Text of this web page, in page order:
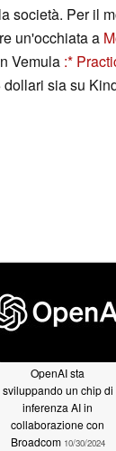
società. Per il
un'occhiata a
Vemula :
sia su
OpenAI sta
sviluppando un chip di
inferenza AI in
collaborazione con
Broadcom 10/30/2024